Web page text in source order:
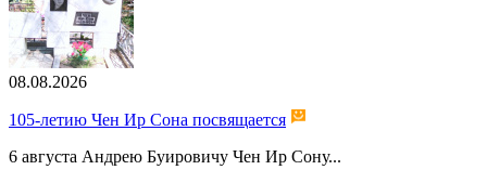
08.08.2026
105-летию Чен Ир Сона посвящается
6 августа Андрею Буировичу Чен Ир Сону...